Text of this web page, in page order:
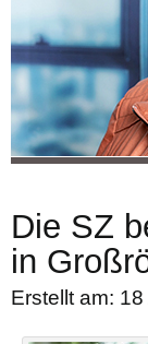
Die SZ
in
Erstellt am: